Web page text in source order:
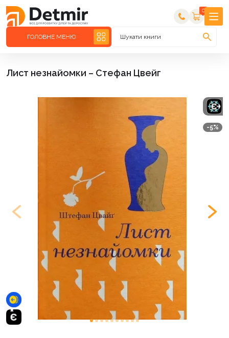
0
ГОЛОВНЕ МЕНЮ Шукати книги
Лист незнайомки – Стефан Цвейг
-5%